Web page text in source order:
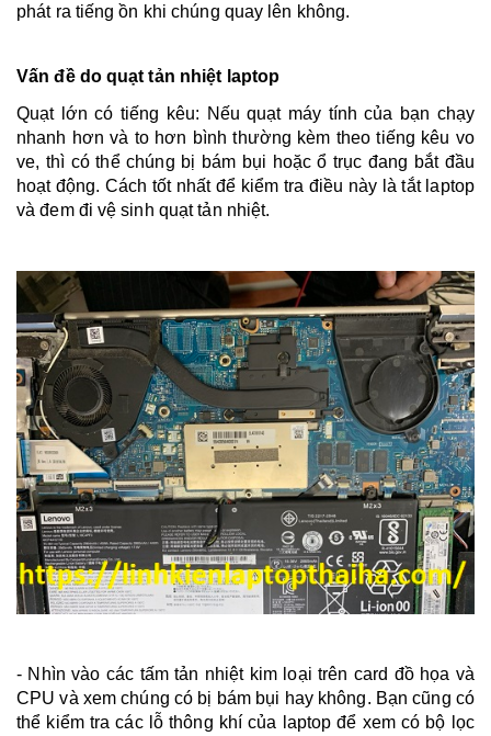
phát ra tiếng ồn khi chúng quay lên không.
Vấn đề do quạt tản nhiệt laptop
Quạt lớn có tiếng kêu: Nếu quạt máy tính của bạn chạy
nhanh hơn và to hơn bình thường kèm theo tiếng kêu vo
ve, thì có thể chúng bị bám bụi hoặc ổ trục đang bắt đầu
hoạt động. Cách tốt nhất để kiểm tra điều này là tắt laptop
và đem đi vệ sinh quạt tản nhiệt.
- Nhìn vào các tấm tản nhiệt kim loại trên card đồ họa và
CPU và xem chúng có bị bám bụi hay không. Bạn cũng có
thể kiểm tra các lỗ thông khí của laptop để xem có bộ lọc